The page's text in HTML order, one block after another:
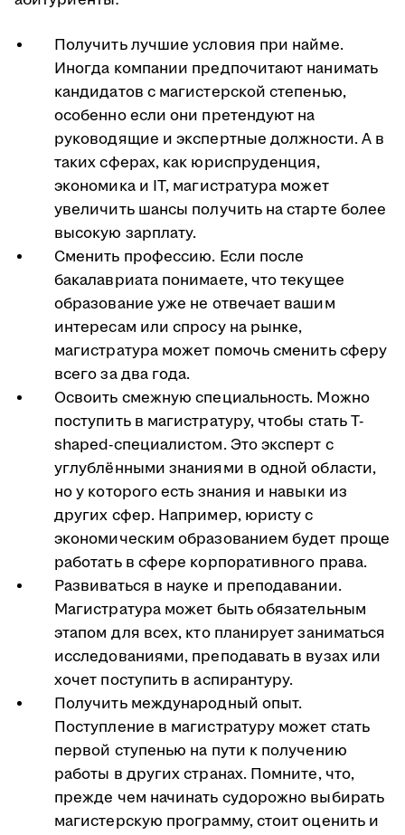
Получить лучшие условия при найме.
Иногда компании предпочитают нанимать
кандидатов с магистерской степенью,
особенно если они претендуют на
руководящие и экспертные должности. А в
таких сферах, как юриспруденция,
экономика и IT, магистратура может
увеличить шансы получить на старте более
высокую зарплату.
Сменить профессию. Если после
бакалавриата понимаете, что текущее
образование уже не отвечает вашим
интересам или спросу на рынке,
магистратура может помочь сменить сферу
всего за два года.
Освоить смежную специальность. Можно
поступить в магистратуру, чтобы стать T-
shaped-специалистом. Это эксперт с
углублёнными знаниями в одной области,
но у которого есть знания и навыки из
других сфер. Например, юристу с
экономическим образованием будет проще
работать в сфере корпоративного права.
Развиваться в науке и преподавании.
Магистратура может быть обязательным
этапом для всех, кто планирует заниматься
исследованиями, преподавать в вузах или
хочет поступить в аспирантуру.
Получить международный опыт.
Поступление в магистратуру может стать
первой ступенью на пути к получению
работы в других странах. Помните, что,
прежде чем начинать судорожно выбирать
магистерскую программу, стоит оценить и